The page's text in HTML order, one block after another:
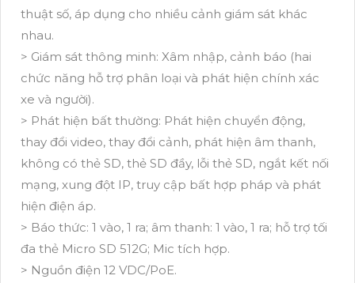
thuật số, áp dụng cho nhiều cảnh giám sát khác
nhau.
> Giám sát thông minh: Xâm nhập, cảnh báo (hai
chức năng hỗ trợ phân loại và phát hiện chính xác
xe và người).
> Phát hiện bất thường: Phát hiện chuyển động,
thay đổi video, thay đổi cảnh, phát hiện âm thanh,
không có thẻ SD, thẻ SD đầy, lỗi thẻ SD, ngắt kết nối
mạng, xung đột IP, truy cập bất hợp pháp và phát
hiện điện áp.
> Báo thức: 1 vào, 1 ra; âm thanh: 1 vào, 1 ra; hỗ trợ tối
đa thẻ Micro SD 512G; Mic tích hợp.
> Nguồn điện 12 VDC/PoE.